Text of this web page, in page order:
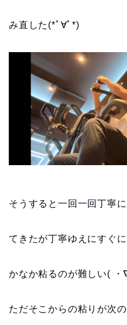
み直した(*ﾟ∀ﾟ*)
そうすると一回一回丁寧
てきたが丁寧ゆえにすぐ
かなか粘るのが難しい( ・
ただそこからの粘りが次